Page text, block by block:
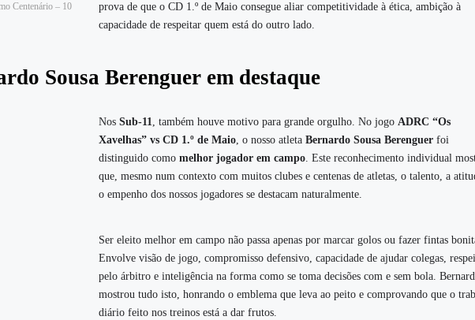
Centenário – 10
prova de que o CD 1.º de Maio consegue aliar competitividade à ética, ambição à
capacidade de respeitar quem está do outro lado.
Sousa Berenguer em destaque
Nos Sub-11, também houve motivo para grande orgulho. No jogo ADRC “Os
Xavelhas” vs CD 1.º de Maio, o nosso atleta Bernardo Sousa Berenguerfoi
distinguido como melhor jogador em campo. Este reconhecimento individual
que, mesmo num contexto com muitos clubes e centenas de atletas, o talento, a
o empenho dos nossos jogadores se destacam naturalmente.
Ser eleito melhor em campo não passa apenas por marcar golos ou fazer fintas
Envolve visão de jogo, compromisso defensivo, capacidade de ajudar colegas,
pelo árbitro e inteligência na forma como se toma decisões com e sem bola.
mostrou tudo isto, honrando o emblema que leva ao peito e comprovando que o
diário feito nos treinos está a dar frutos.